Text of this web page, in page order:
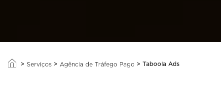
> Serviços > Agência de Tráfego Pago > Taboola Ads